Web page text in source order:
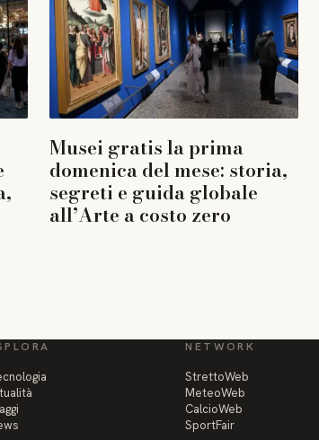
Musei gratis la prima
domenica del mese: storia,
segreti e guida globale
all’Arte a costo zero
NETWORK
StrettoWeb
MeteoWeb
CalcioWeb
SportFair